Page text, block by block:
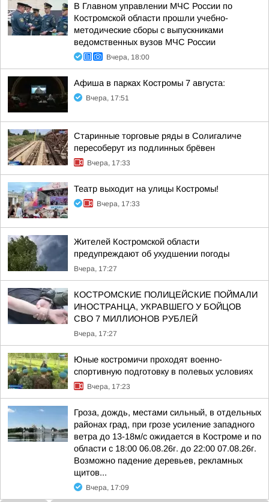
В Главном управлении МЧС России по
Костромской области прошли учебно-
методические сборы с выпускниками
ведомственных вузов МЧС России
Вчера, 18:00
Афиша в парках Костромы 7 августа:
Вчера, 17:51
Старинные торговые ряды в Солигаличе
пересоберут из подлинных брёвен
Вчера, 17:33
Театр выходит на улицы Костромы!
Вчера, 17:33
Жителей Костромской области
предупреждают об ухудшении погоды
Вчера, 17:27
КОСТРОМСКИЕ ПОЛИЦЕЙСКИЕ ПОЙМАЛИ
ИНОСТРАНЦА, УКРАВШЕГО У БОЙЦОВ
СВО 7 МИЛЛИОНОВ РУБЛЕЙ
Вчера, 17:27
Юные костромичи проходят военно-
спортивную подготовку в полевых условиях
Вчера, 17:23
Гроза, дождь, местами сильный, в отдельных
районах град, при грозе усиление западного
ветра до 13-18м/с ожидается в Костроме и по
области с 18:00 06.08.26г. до 22:00 07.08.26г.
Возможно падение деревьев, рекламных
щитов...
Вчера, 17:09